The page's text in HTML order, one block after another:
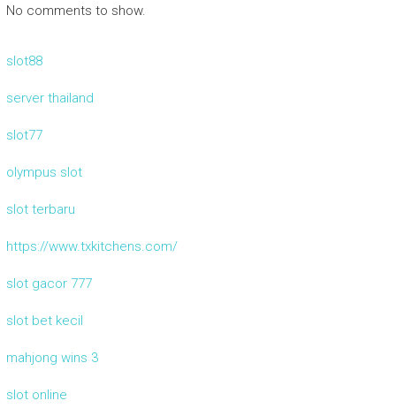
No comments to show.
slot88
server thailand
slot77
olympus slot
slot terbaru
https://www.txkitchens.com/
slot gacor 777
slot bet kecil
mahjong wins 3
slot online